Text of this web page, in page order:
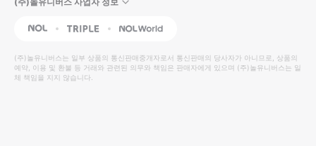
NOL Triple Interpark Global
(주)놀유니버스는 일부 상품의 통신판매중개자로서 통신판매의 당사자가 아니므로, 상품의
예약, 이용 및 환불 등 거래와 관련된 의무와 책임은 판매자에게 있으며 (주)놀유니버스는 일
체 책임을 지지 않습니다.